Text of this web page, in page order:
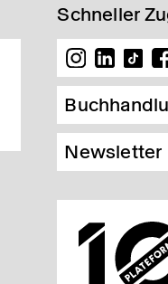
Schneller
Newsletter